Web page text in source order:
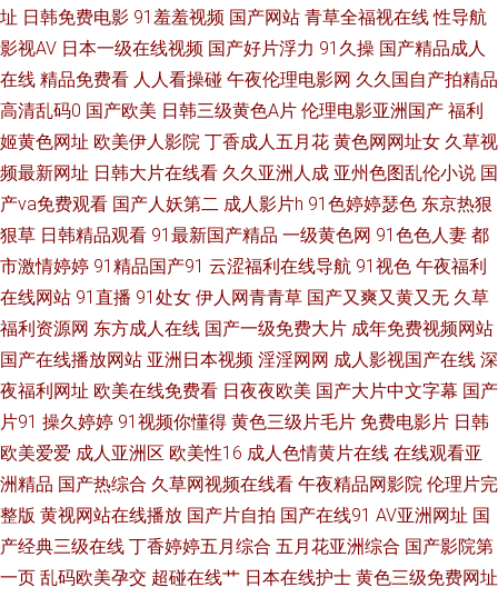
产TS 男人天堂资源网 丝袜少妇足交 97自拍在线 黄色免费网站看片 色色国产
成人AV天堂影视 欧美色图日本 69超碰在线 操逼福利社 九一一区二区 日韩毛
毛片 综合爱爱 超碰97在线草 黄色AV激情影院 欧日韩一本道 午夜欧美伦 国
产色资源 三级东京热 91大神在线看 国产精品日韩 欧韩午夜视频 无码av观看
韩国 AV淫网 韩国无码伦理 青青伊人网 亚洲十八岁黄色片 福利天堂91 男人
的天堂色导航 五月丁香婷成人网 91这里 国产精品草草 日本欧美色图 91成人
蜜桃在线 成人剧场www 老司机你懂得网站 在线看香蕉视频 成人又大又黄免
费 另类第一页 五月天肏屄网 97国产 国产人妖网站 欧美一级韩国日本 亚洲
午夜激情网站 成人午夜伦理 男人av资源在线 午夜男人诱惑av www日本色 极
品网黄 日韩电影中文字幕 91电影双飞 第一福利色导 丝袜后入老师91 99精
址 日韩免费电影 91羞羞视频 国产网站 青草全福视在线 性导航
影视AV 日本一级在线视频 国产好片浮力 91久操 国产精品成人
在线 精品免费看 人人看操碰 午夜伦理电影网 久久国自产拍精品
高清乱码0 国产欧美 日韩三级黄色A片 伦理电影亚洲国产 福利
姬黄色网址 欧美伊人影院 丁香成人五月花 黄色网网址女 久草视
频最新网址 日韩大片在线看 久久亚洲人成 亚州色图乱伦小说 国
产va免费观看 国产人妖第二 成人影片h 91色婷婷瑟色 东京热狠
狠草 日韩精品观看 91最新国产精品 一级黄色网 91色色人妻 都
市激情婷婷 91精品国产91 云涩福利在线导航 91视色 午夜福利
在线网站 91直播 91处女 伊人网青青草 国产又爽又黄又无 久草
福利资源网 东方成人在线 国产一级免费大片 成年免费视频网站
国产在线播放网站 亚洲日本视频 淫淫网网 成人影视国产在线 深
夜福利网址 欧美在线免费看 日夜夜欧美 国产大片中文字幕 国产
片91 操久婷婷 91视频你懂得 黄色三级片毛片 免费电影片 日韩
欧美爱爱 成人亚洲区 欧美性16 成人色情黄片在线 在线观看亚
洲精品 国产热综合 久草网视频在线看 午夜精品网影院 伦理片完
整版 黄视网站在线播放 国产片自拍 国产在线91 AV亚洲网址 国
产经典三级在线 丁香婷婷五月综合 五月花亚洲综合 国产影院第
一页 乱码欧美孕交 超碰在线艹 日本在线护士 黄色三级免费网址